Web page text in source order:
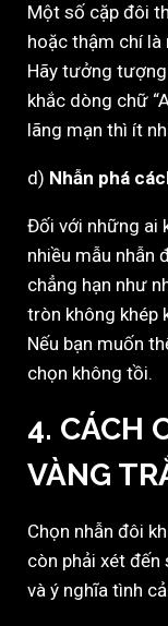
Một số cặp đôi
hoặc thậm chí là
Hãy tưởng
khắc dòng chữ
lãng mạn thì ít
d) Nhẫn phá
Đối với những ai
nhiều mẫu nhẫn
chẳng hạn như
tròn không khép
Nếu bạn muốn
chọn không tồi.
4. CÁCH
VÀNG
Chọn nhẫn đôi
còn phải xét đến
và ý nghĩa tình